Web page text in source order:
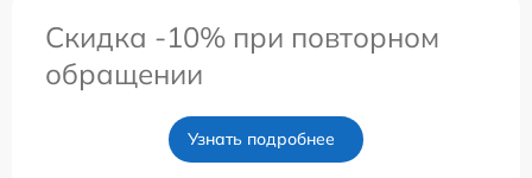
Скидка -10% при повторном
обращении
Узнать подробнее